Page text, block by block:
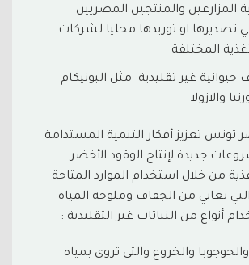
المزارعين والمنتجين المصريين
تصديرها او توريدها محليا لشركات
المختلفة
حيوانية غير تقليدية مثل البونيكام
والازولا
تونس تعزيز أفكار التنمية المستدامة
جديدة لإنتاج الوقود الأخضر
من خلال استخدام الموارد المتاحة
تعاني من الجفاف وملوحة المياه
أنواع من النباتات غير التقليدية :
والخروع والتى تروى بمياه